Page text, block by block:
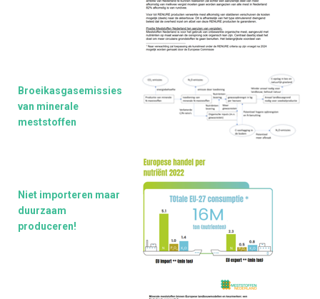
Broeikasgasemissies
van minerale
meststoffen
Niet importeren maar
duurzaam
produceren!